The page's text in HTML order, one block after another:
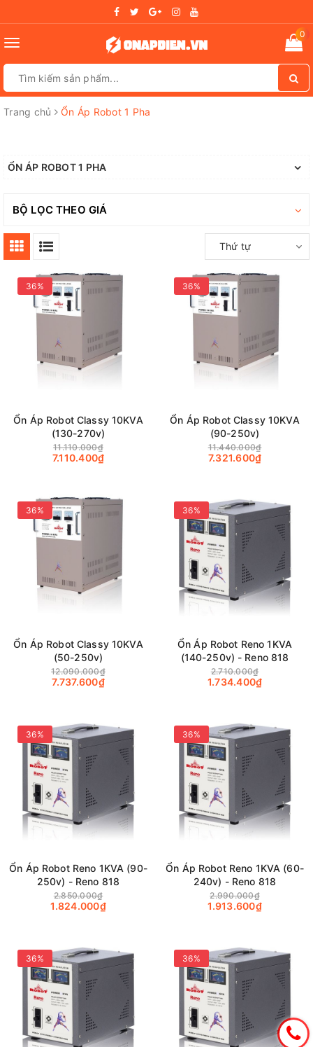
Toggle
0
Trang chủ Ổn Áp Robot 1 Pha
ỔN ÁP ROBOT 1 PHA
BỘ LỌC THEO GIÁ
Thứ tự
36%
Ổn Áp Robot Classy 10KVA
(130-270v)
11.110.000₫
7.110.400₫
36%
Ổn Áp Robot Classy 10KVA
(90-250v)
11.440.000₫
7.321.600₫
36%
Ổn Áp Robot Classy 10KVA
(50-250v)
12.090.000₫
7.737.600₫
36%
Ổn Áp Robot Reno 1KVA
(140-250v) - Reno 818
2.710.000₫
1.734.400₫
36%
Ổn Áp Robot Reno 1KVA (90-
250v) - Reno 818
2.850.000₫
1.824.000₫
36%
Ổn Áp Robot Reno 1KVA (60-
240v) - Reno 818
2.990.000₫
1.913.600₫
36% 36%